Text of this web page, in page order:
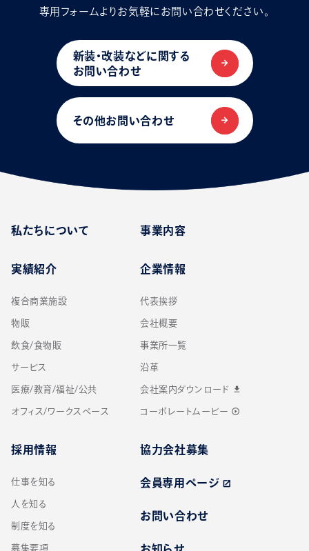
専用フォームよりお気軽にお問い合わせください。
新装・改装などに関する
お問い合わせ
その他お問い合わせ
私たちについて
実績紹介
複合商業施設
物販
飲食/食物販
サービス
医療/教育/福祉/公共
オフィス/ワークスペース
事業内容
企業情報
代表挨拶
会社概要
事業所一覧
沿革
会社案内ダウンロード download
コーポレートムービー play_circle_outline
採用情報
仕事を知る
人を知る
制度を知る
募集要項
協力会社募集
会員専用ページ open_in_new
お問い合わせ